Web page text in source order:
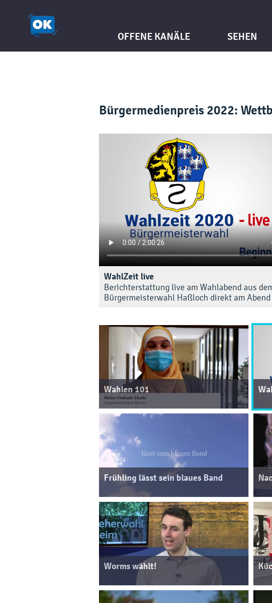
OFFENE KANÄLE SEHEN
Bürgermedienpreis 2022:
WahlZeit live
Berichterstattung live am Wahlabend aus
Bürgermeisterwahl Haßloch direkt am
Wahlen 101
Frühling lässt sein blaues Band
Worms wählt!